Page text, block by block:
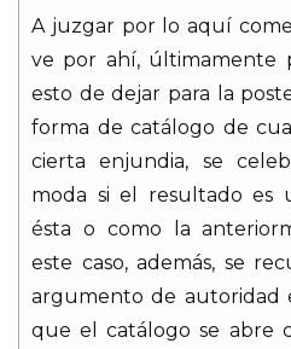
A juzgar por lo aquí
ve por ahí, últimamente
esto de dejar para la
forma de catálogo de
cierta enjundia, se
moda si el resultado es
ésta o como la
este caso, además, se
argumento de autoridad
que el catálogo se abre